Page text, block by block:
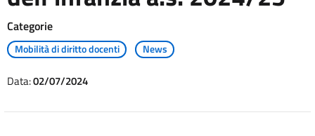
Categorie
Mobilità di diritto docenti News
Data:02/07/2024